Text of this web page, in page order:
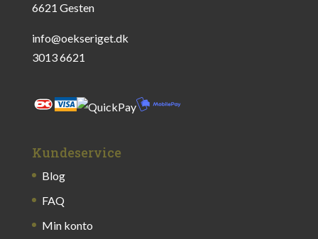
6621 Gesten
info@oekseriget.dk
3013 6621
Kundeservice
Blog
FAQ
Min konto